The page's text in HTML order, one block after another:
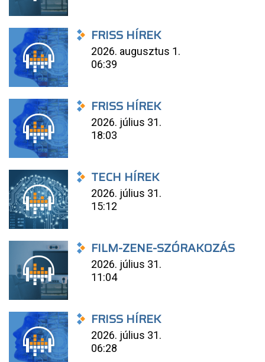
FRISS HÍREK
2026. augusztus 1.
06:39
FRISS HÍREK
2026. július 31.
18:03
TECH HÍREK
2026. július 31.
15:12
FILM-ZENE-SZÓRAKOZÁS
2026. július 31.
11:04
FRISS HÍREK
2026. július 31.
06:28